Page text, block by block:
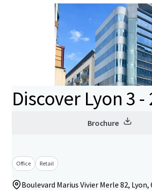
Discover Lyon 3 -
Brochure
Office Retail
Boulevard Marius Vivier Merle 82, Lyon,